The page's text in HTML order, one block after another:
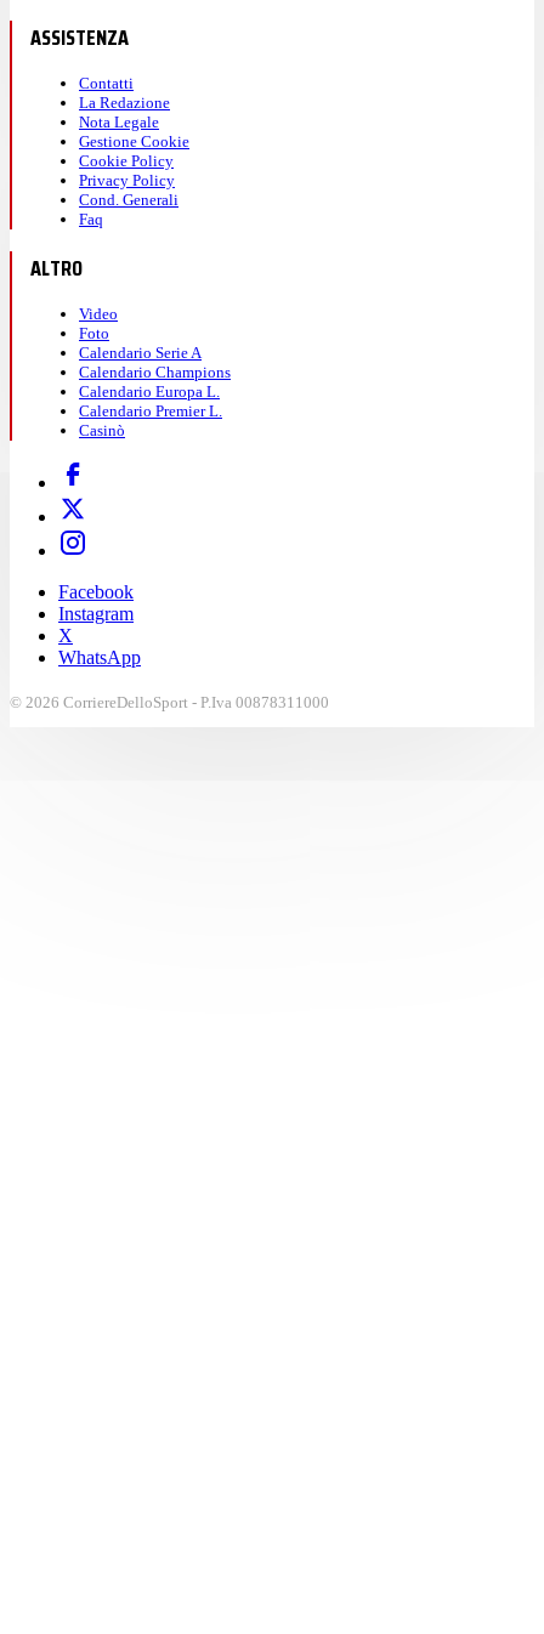
ASSISTENZA
Contatti
La Redazione
Nota Legale
Gestione Cookie
Cookie Policy
Privacy Policy
Cond. Generali
Faq
ALTRO
Video
Foto
Calendario Serie A
Calendario Champions
Calendario Europa L.
Calendario Premier L.
Casinò
Facebook
Instagram
X
WhatsApp
© 2026 CorriereDelloSport - P.Iva 00878311000